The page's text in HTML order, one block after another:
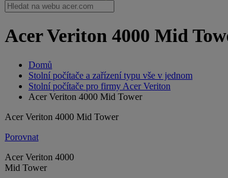
Acer Veriton 4000 Mid
Domů
Stolní počítače a zařízení typu vše v jednom
Stolní počítače pro firmy Acer Veriton
Acer Veriton 4000 Mid Tower
Acer Veriton 4000 Mid Tower
Porovnat
Acer Veriton 4000
Mid Tower